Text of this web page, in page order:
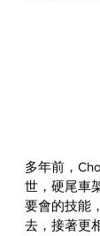
多年前，
世，硬尾車
要會的技能
去，接著更